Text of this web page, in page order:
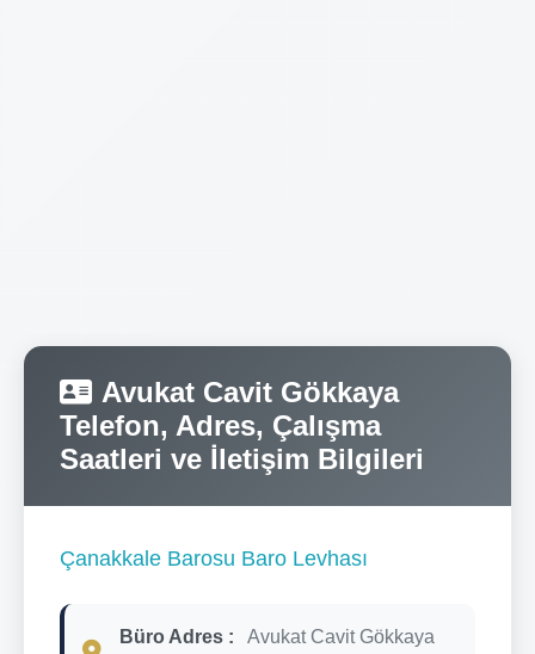
Avukat Cavit Gökkaya
Telefon, Adres, Çalışma
Saatleri ve İletişim Bilgileri
Çanakkale Barosu Baro Levhası
Büro Adres :
Avukat Cavit Gökkaya